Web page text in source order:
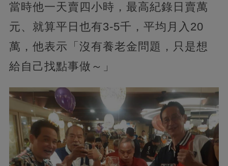
當時他一天賣四小時，最高紀錄日賣萬
元、就算平日也有3-5千，平均月入20
萬，他表示「沒有養老金問題，只是想
給自己找點事做～」